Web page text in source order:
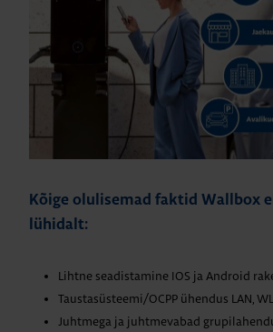
Kõige olulisemad faktid Wallbox
lühidalt:
Lihtne seadistamine IOS ja Android
Taustasüsteemi/OCPP ühendus LAN,
Juhtmega ja juhtmevabad